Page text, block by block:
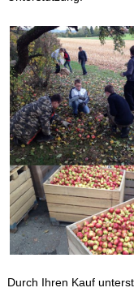
Durch Ihren Kauf